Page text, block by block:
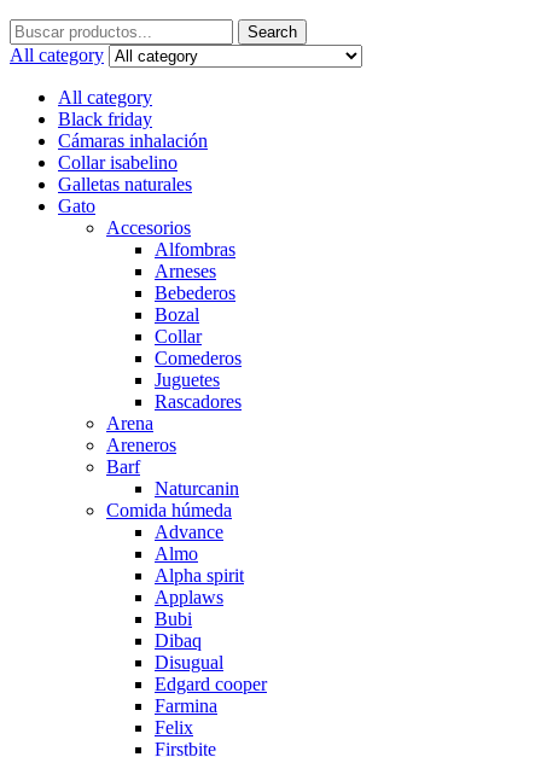
Search
for:
Search
All category
All category
Black friday
Cámaras inhalación
Collar isabelino
Galletas naturales
Gato
Accesorios
Alfombras
Arneses
Bebederos
Bozal
Collar
Comederos
Juguetes
Rascadores
Arena
Areneros
Barf
Naturcanin
Comida húmeda
Advance
Almo
Alpha spirit
Applaws
Bubi
Dibaq
Disugual
Edgard cooper
Farmina
Felix
Firstbite